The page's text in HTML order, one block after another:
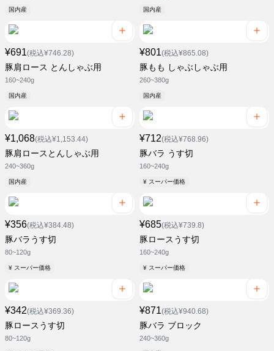
国内産 国内産
¥691(税込¥746.28)
豚肩ロース とんしゃぶ用
160~240g
国内産
¥801(税込¥865.08)
豚もも しゃぶしゃぶ用
260~380g
国内産
¥1,068(税込¥1,153.44)
豚肩ロースとんしゃぶ用
240~360g
国内産
¥712(税込¥768.96)
豚バラ うす切
160~240g
¥ スーパー価格
¥356(税込¥384.48)
豚バラうす切
80~120g
¥ スーパー価格
¥685(税込¥739.8)
豚ロースうす切
160~240g
¥ スーパー価格
¥342(税込¥369.36)
豚ロースうす切
80~120g
¥871(税込¥940.68)
豚バラ ブロック
240~360g